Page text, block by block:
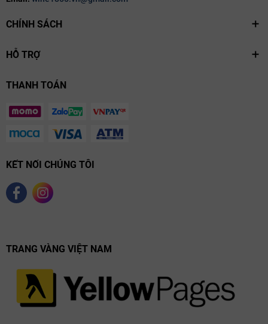
CHÍNH SÁCH
HỖ TRỢ
THANH TOÁN
KẾT NỐI CHÚNG TÔI
TRANG VÀNG VIỆT NAM